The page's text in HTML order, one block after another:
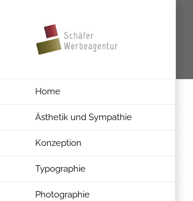
Home
Ästhetik und Sympathie
Konzeption
Typographie
Photographie